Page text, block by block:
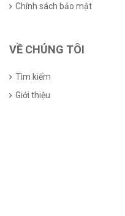
Chính sách bảo mật
VỀ CHÚNG TÔI
Tìm kiếm
Giới thiệu